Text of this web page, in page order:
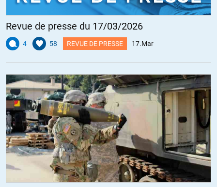
Revue de presse du 17/03/2026
4 58 REVUE DE PRESSE 17.Mar